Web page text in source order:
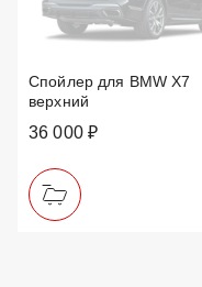
Спойлер для BMW X7
верхний
36 000 ₽